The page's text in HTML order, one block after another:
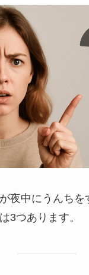
夜中にうんちを
3つあります。